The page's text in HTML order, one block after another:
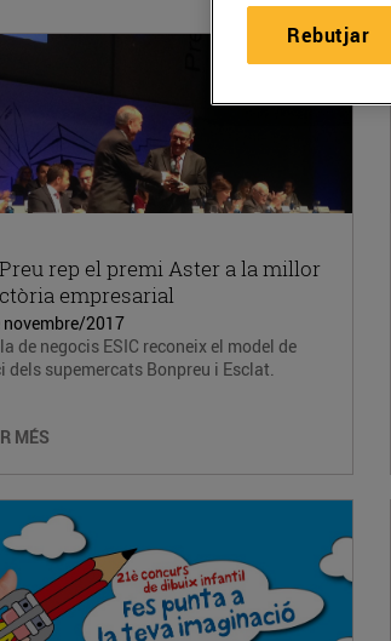
rep el premi Aster a la millor
empresarial
2017
de negocis ESIC reconeix el model de
dels supemercats Bonpreu i Esclat.
MÉS
Rebutjar